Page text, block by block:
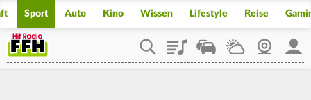
Sport Auto Kino Wissen Lifestyle Reise
PlaylistStaupilotWetterWebcam